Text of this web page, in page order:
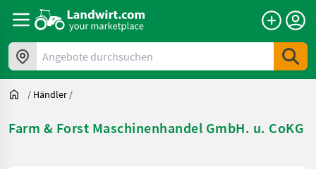
Angebote durchsuchen
/ Händler /
Farm & Forst Maschinenhandel GmbH. u. CoKG